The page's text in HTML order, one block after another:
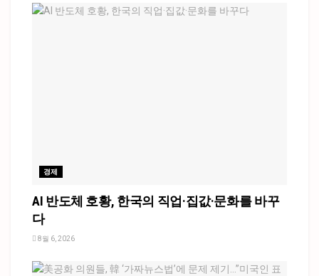
경제
AI 반도체 호황, 한국의 직업·집값·문화를 바꾸
다
8월 6, 2026